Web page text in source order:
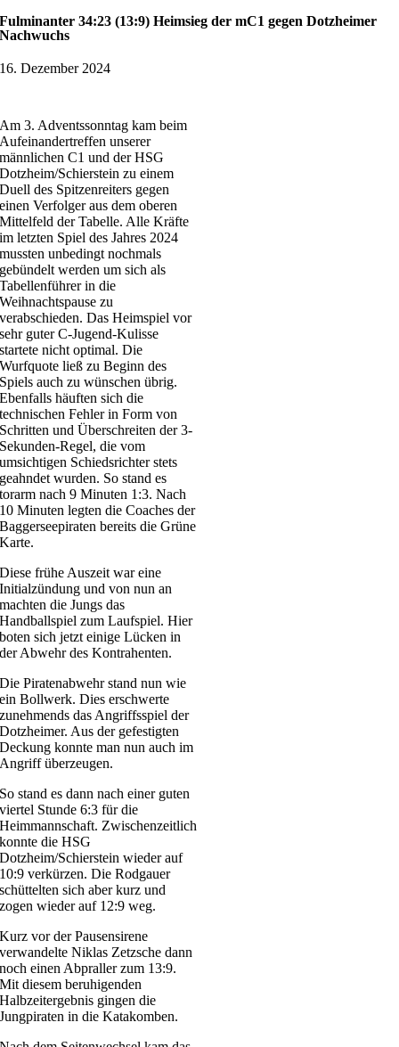
Fulminanter 34:23 (13:9) Heimsieg der mC1 gegen Dotzheimer
Nachwuchs
16. Dezember 2024
Am 3. Adventssonntag kam beim
Aufeinandertreffen unserer
männlichen C1 und der HSG
Dotzheim/Schierstein zu einem
Duell des Spitzenreiters gegen
einen Verfolger aus dem oberen
Mittelfeld der Tabelle. Alle Kräfte
im letzten Spiel des Jahres 2024
mussten unbedingt nochmals
gebündelt werden um sich als
Tabellenführer in die
Weihnachtspause zu
verabschieden. Das Heimspiel vor
sehr guter C-Jugend-Kulisse
startete nicht optimal. Die
Wurfquote ließ zu Beginn des
Spiels auch zu wünschen übrig.
Ebenfalls häuften sich die
technischen Fehler in Form von
Schritten und Überschreiten der 3-
Sekunden-Regel, die vom
umsichtigen Schiedsrichter stets
geahndet wurden. So stand es
torarm nach 9 Minuten 1:3. Nach
10 Minuten legten die Coaches der
Baggerseepiraten bereits die Grüne
Karte.
Diese frühe Auszeit war eine
Initialzündung und von nun an
machten die Jungs das
Handballspiel zum Laufspiel. Hier
boten sich jetzt einige Lücken in
der Abwehr des Kontrahenten.
Die Piratenabwehr stand nun wie
ein Bollwerk. Dies erschwerte
zunehmends das Angriffsspiel der
Dotzheimer. Aus der gefestigten
Deckung konnte man nun auch im
Angriff überzeugen.
So stand es dann nach einer guten
viertel Stunde 6:3 für die
Heimmannschaft. Zwischenzeitlich
konnte die HSG
Dotzheim/Schierstein wieder auf
10:9 verkürzen. Die Rodgauer
schüttelten sich aber kurz und
zogen wieder auf 12:9 weg.
Kurz vor der Pausensirene
verwandelte Niklas Zetzsche dann
noch einen Abpraller zum 13:9.
Mit diesem beruhigenden
Halbzeitergebnis gingen die
Jungpiraten in die Katakomben.